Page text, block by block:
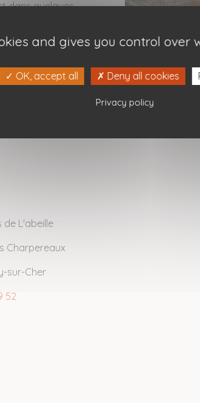
dans quelques
de L'abeille
Charpereaux
sur-Cher
52
and gives you control over
OK, accept all Deny all cookies
Privacy policy